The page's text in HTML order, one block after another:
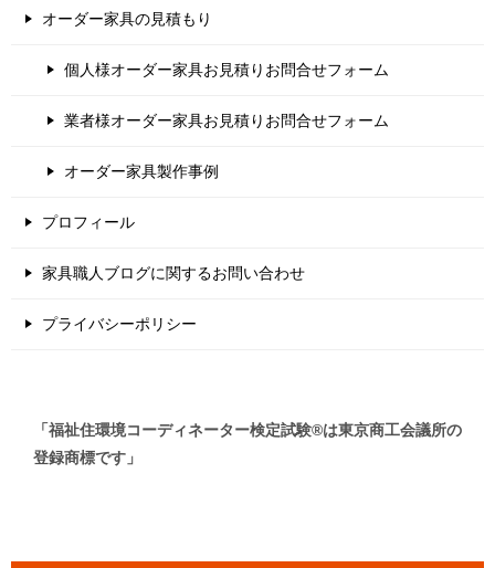
オーダー家具の見積もり
個人様オーダー家具お見積りお問合せフォーム
業者様オーダー家具お見積りお問合せフォーム
オーダー家具製作事例
プロフィール
家具職人ブログに関するお問い合わせ
プライバシーポリシー
「福祉住環境コーディネーター検定試験®は東京商工会議所の
登録商標です」